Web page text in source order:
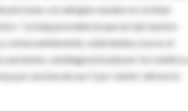
con alergias nasales no reciben
“La baja prevalencia que arrojó nuestro
subtratada y ese es el
subdiagnosticada por los médicos
por encima de ese 7 por ciento”, afirmó el